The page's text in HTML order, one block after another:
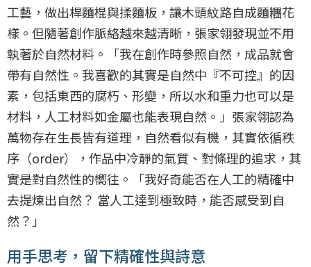
工藝，做出桿麵棍與揉麵板，讓木頭紋路自成麵糰花
樣。但隨著創作脈絡越來越清晰，張家翎發現並不用
執著於自然材料。「我在創作時參照自然，成品就會
帶有自然性。我喜歡的其實是自然中『不可控』的因
素，包括東西的腐朽、形變，所以水和重力也可以是
材料，人工材料如金屬也能表現自然。」張家翎認為
萬物存在生長皆有道理，自然看似有機，其實依循秩
序（order），作品中冷靜的氣質、對條理的追求，其
實是對自然性的嚮往。「我好奇能否在人工的精確中
去提煉出自然？ 當人工達到極致時，能否感受到自
然？」
用手思考，留下精確性與詩意